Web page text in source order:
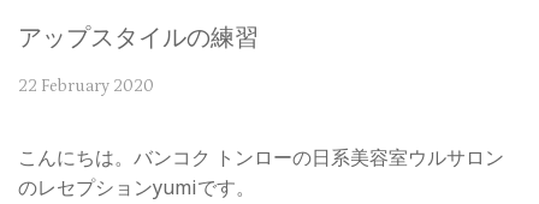
アップスタイルの練習
22 February 2020
こんにちは。バンコク トンローの日系美容室ウルサロン
のレセプションyumiです。